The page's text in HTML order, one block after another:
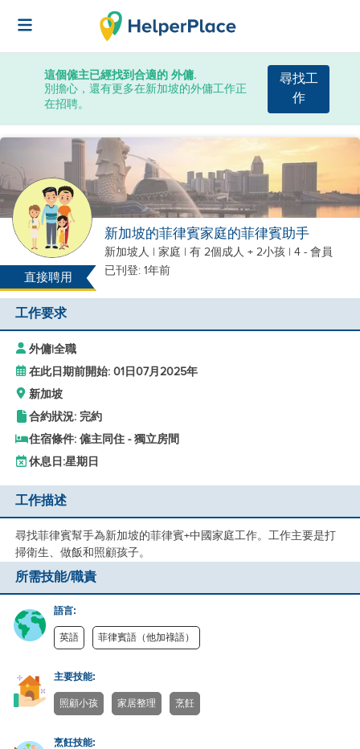
這個僱主已經找到合適的 外傭.
別擔心，還有更多在新加坡的外傭工作正
在招聘。
尋找工
作
直接聘用
新加坡的菲律賓家庭的菲律賓助手
新加坡人 | 家庭 | 有 2個成人 + 2小孩 | 4 - 會員
已刊登: 1年前
工作要求
外傭|全職
在此日期前開始: 01日07月2025年
新加坡
合約狀況: 完約
住宿條件: 僱主同住 - 獨立房間
休息日:星期日
工作描述
尋找菲律賓幫手為新加坡的菲律賓+中國家庭工作。工作主要是打
掃衛生、做飯和照顧孩子。
所需技能/職責
語言:
英語 菲律賓語（他加祿語）
主要技能:
照顧小孩 家居整理 烹飪
烹飪技能: